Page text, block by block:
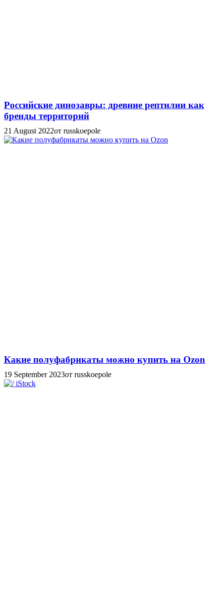
Российские динозавры: древние рептилии как
бренды территорий
21 August 2022от russkoepole
Какие полуфабрикаты можно купить на Ozon
19 September 2023от russkoepole